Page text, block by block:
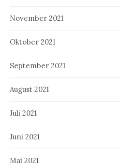
November 2021
Oktober 2021
September 2021
August 2021
Juli 2021
Juni 2021
Mai 2021